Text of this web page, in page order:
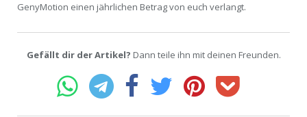
GenyMotion einen jährlichen Betrag von euch verlangt.
Gefällt dir der Artikel? Dann teile ihn mit deinen Freunden.